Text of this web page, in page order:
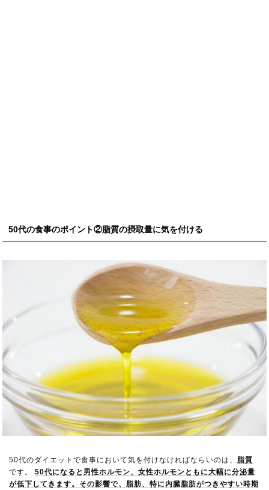
50代の食事のポイント②脂質の摂取量に気を付ける
50代のダイエットで食事において気を付けなければならいのは、 脂質
です。50代になると男性ホルモン、女性ホルモンともに大幅に分泌量
が低下してきます。その影響で、脂肪、特に内臓脂肪がつきやすい時期